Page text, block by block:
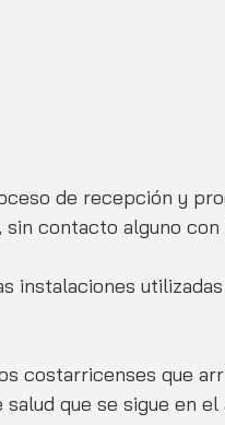
de recepción y
sin contacto alguno
instalaciones
costarricenses que
salud que se sigue en